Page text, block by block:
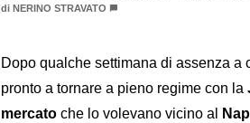
di NERINO STRAVATO
Dopo qualche settimana di assenza a
pronto a tornare a pieno regime con la
mercato che lo volevano vicino al